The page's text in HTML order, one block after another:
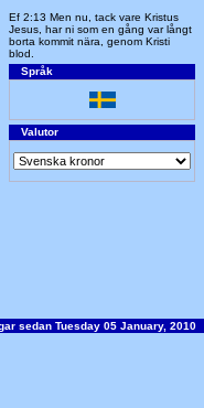
Ef 2:13 Men nu, tack vare Kristus
Jesus, har ni som en gång var långt
borta kommit nära, genom Kristi
blod.
Språk
Valutor
sedan Tuesday 05 January, 2010